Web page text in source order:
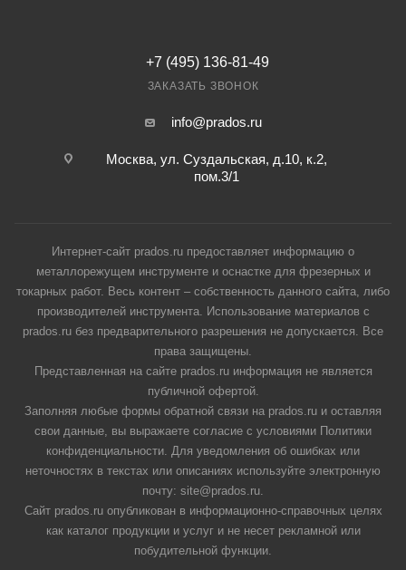
+7 (495) 136-81-49
ЗАКАЗАТЬ ЗВОНОК
info@prados.ru
Москва, ул. Суздальская, д.10, к.2,
пом.3/1
Интернет-сайт prados.ru предоставляет информацию о
металлорежущем инструменте и оснастке для фрезерных и
токарных работ. Весь контент – собственность данного сайта, либо
производителей инструмента. Использование материалов с
prados.ru без предварительного разрешения не допускается. Все
права защищены.
Представленная на сайте prados.ru информация не является
публичной офертой.
Заполняя любые формы обратной связи на prados.ru и оставляя
свои данные, вы выражаете согласие с условиями Политики
конфиденциальности. Для уведомления об ошибках или
неточностях в текстах или описаниях используйте электронную
почту: site@prados.ru.
Сайт prados.ru опубликован в информационно-справочных целях
как каталог продукции и услуг и не несет рекламной или
побудительной функции.